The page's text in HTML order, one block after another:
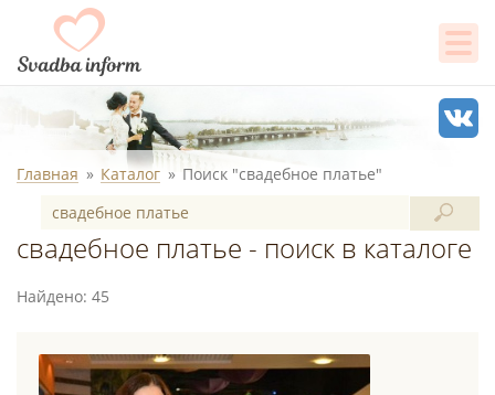
Главная Каталог Поиск "свадебное платье"
свадебное платье - поиск в каталоге
Найдено: 45